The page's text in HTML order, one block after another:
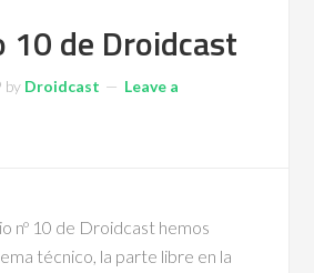
10 de Droidcast
by Droidcast
Leave a
nº 10 de Droidcast hemos
técnico, la parte libre en la